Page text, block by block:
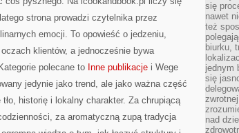
strona prowadzi czytelnika przez
emocji. To opowieść o jedzeniu,
klientów, a jednocześnie bywa
polecane to Inne publikacje i Wege
jedynie jako trend, ale jako ważna część
historię i lokalny charakter. Za chrupiącą
za aromatyczną zupą tradycja
się
nawet
też
biurku,
jednym
się
nad